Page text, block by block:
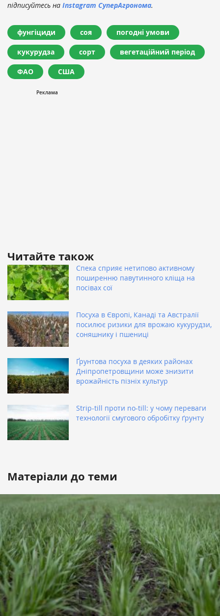
підписуйтесь на Instagram СуперАгронома.
фунгіциди соя погодні умови
кукурудза сорт вегетаційний період
ФАО США
Читайте також
Спека сприяє нетипово активному
поширенню павутинного кліща на
посівах сої
Посуха в Європі, Канаді та Австралії
посилює ризики для врожаю кукурудзи,
соняшнику і пшениці
Ґрунтова посуха в деяких районах
Дніпропетровщини може знизити
врожайність пізніх культур
Strip-till проти no-till: у чому переваги
технології смугового обробітку ґрунту
Матеріали до теми